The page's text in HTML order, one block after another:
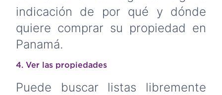
indicación de por qué y dónde
quiere comprar su propiedad en
Panamá.
4. Ver las propiedades
Puede buscar listas libremente